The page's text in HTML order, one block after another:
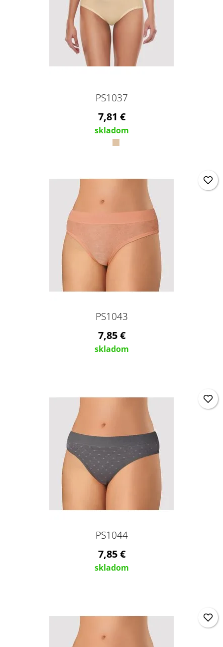
PS1037
7,81 €
skladom
PS1043
7,85 €
skladom
PS1044
7,85 €
skladom